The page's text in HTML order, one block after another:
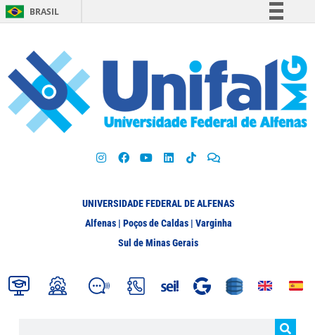
BRASIL
Participe
Acesso à informação
Legislação
UNIVERSIDADE FEDERAL DE ALFENAS
Alfenas | Poços de Caldas | Varginha
Sul de Minas Gerais